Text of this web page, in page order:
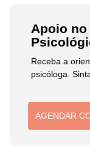
Apoio
Receba a
psicóloga.
AGENDAR